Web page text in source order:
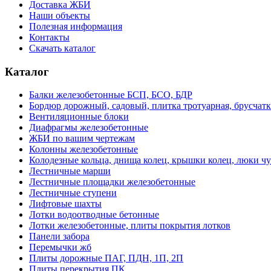
Доставка ЖБИ
Наши объекты
Полезная информация
Контакты
Скачать каталог
Каталог
Балки железобетонные БСП, БСО, БДР
Бордюр дорожный, садовый, плитка тротуарная,
Вентиляционные блоки
Диафрагмы железобетонные
ЖБИ по вашим чертежам
Колонны железобетонные
Колодезные кольца, днища колец, крышки колец, люки
Лестничные марши
Лестничные площадки железобетонные
Лестничные ступени
Лифтовые шахты
Лотки водоотводные бетонные
Лотки железобетонные, плиты покрытия лотков
Панели забора
Перемычки жб
Плиты дорожные ПАГ, ПДН, 1П, 2П